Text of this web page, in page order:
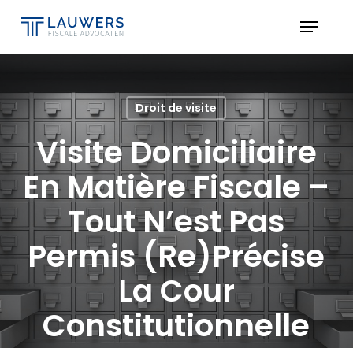
Menu
Droit de visite
Visite Domiciliaire
En Matière Fiscale –
Tout N’est Pas
Permis (Re)Précise
La Cour
Constitutionnelle
Close